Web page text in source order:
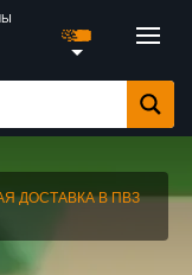
ДОСТАВКА В ПВЗ